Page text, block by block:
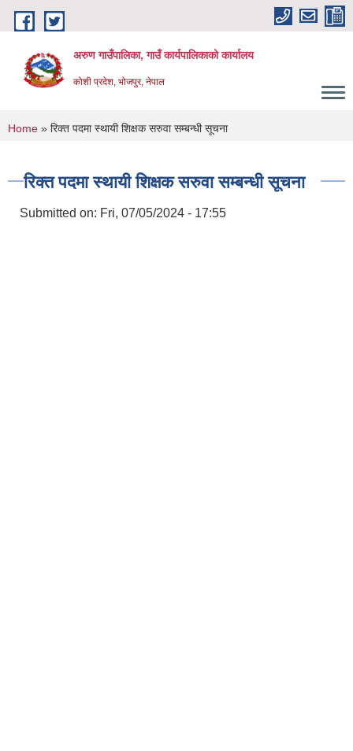
Skip to main content
अरुण गाउँपालिका, गाउँ कार्यपालिकाको कार्यालय
कोशी प्रदेश, भोजपुर, नेपाल
You are here
Home » रिक्त पदमा स्थायी शिक्षक सरुवा सम्बन्धी सूचना
रिक्त पदमा स्थायी शिक्षक सरुवा सम्बन्धी सूचना
Submitted on: Fri, 07/05/2024 - 17:55